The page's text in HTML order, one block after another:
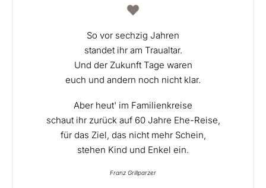
So vor sechzig Jahren
standet ihr am Traualtar.
Und der Zukunft Tage waren
euch und andern noch nicht klar.
Aber heut' im Familienkreise
schaut ihr zurück auf 60 Jahre Ehe-Reise,
für das Ziel, das nicht mehr Schein,
stehen Kind und Enkel ein.
Franz Grillparzer